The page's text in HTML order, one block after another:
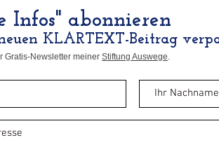
Infos" abonnieren
KLARTEXT-Beitrag
Gratis-Newsletter meiner Stiftung Auswege